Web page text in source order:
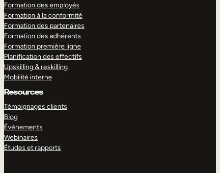
Formation des employés
Formation à la conformité
Formation des partenaires
Formation des adhérents
Formation première ligne
Planification des effectifs
Upskilling & reskilling
Mobilité interne
Resources
Témoignages clients
Blog
Événements
Webinaires
Études et rapports